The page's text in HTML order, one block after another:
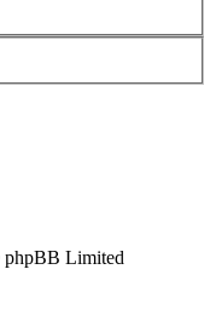
Limited